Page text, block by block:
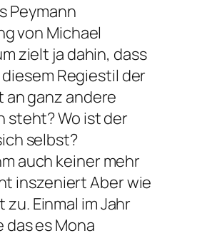
Peymann
von Michael
zielt ja dahin, dass
Regiestil der
ganz andere
steht? Wo ist der
selbst?
auch keiner mehr
inszeniert Aber wie
Einmal im Jahr
es Mona